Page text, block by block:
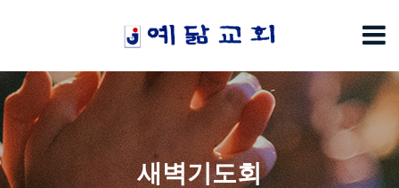
새벽기도회